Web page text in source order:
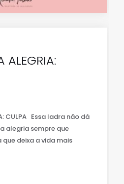
ALEGRIA:
CULPA Essa ladra não dá
alegria sempre que
deixa a vida mais